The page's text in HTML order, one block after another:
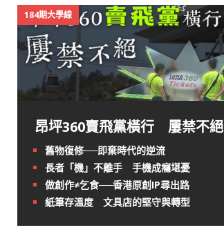
184期大學線
昂坪360賣飛黨橫行 屢禁不絕
舊物復修──即棄時代的逆流
長者「機」不離手 手機成癮堪憂
做創作≠乞食──香港原創IP尋出路
紙筆存溫度 文具店的堅守與轉型